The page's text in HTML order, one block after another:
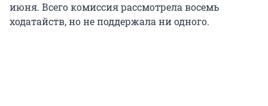
июня. Всего комиссия рассмотрела восемь
ходатайств, но не поддержала ни одного.